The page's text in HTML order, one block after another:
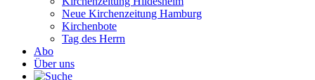
Neue Kirchenzeitung Hamburg
Kirchenbote
Tag des Herrn
Abo
Über uns